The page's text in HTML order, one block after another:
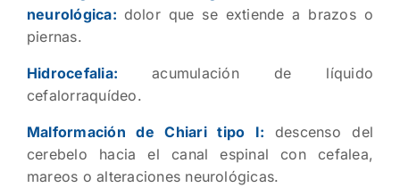
neurológica: dolor que se extiende a brazos o
piernas.
Hidrocefalia:acumulación de líquido
cefalorraquídeo.
Malformación de Chiari tipo I: descenso del
cerebelo hacia el canal espinal con cefalea,
mareos o alteraciones neurológicas.